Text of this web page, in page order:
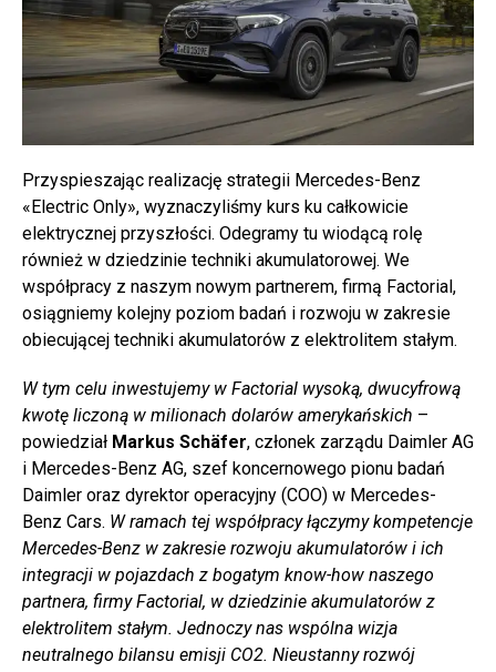
Przyspieszając realizację strategii Mercedes-Benz
«Electric Only», wyznaczyliśmy kurs ku całkowicie
elektrycznej przyszłości. Odegramy tu wiodącą rolę
również w dziedzinie techniki akumulatorowej. We
współpracy z naszym nowym partnerem, firmą Factorial,
osiągniemy kolejny poziom badań i rozwoju w zakresie
obiecującej techniki akumulatorów z elektrolitem stałym.
W tym celu inwestujemy w Factorial wysoką, dwucyfrową
kwotę liczoną w milionach dolarów amerykańskich –
powiedział Markus Schäfer, członek zarządu Daimler AG
i Mercedes-Benz AG, szef koncernowego pionu badań
Daimler oraz dyrektor operacyjny (COO) w Mercedes-
Benz Cars. W ramach tej współpracy łączymy kompetencje
Mercedes-Benz w zakresie rozwoju akumulatorów i ich
integracji w pojazdach z bogatym know-how naszego
partnera, firmy Factorial, w dziedzinie akumulatorów z
elektrolitem stałym. Jednoczy nas wspólna wizja
neutralnego bilansu emisji CO2. Nieustanny rozwój